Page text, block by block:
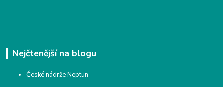
Nejčtenější na blogu
České nádrže Neptun